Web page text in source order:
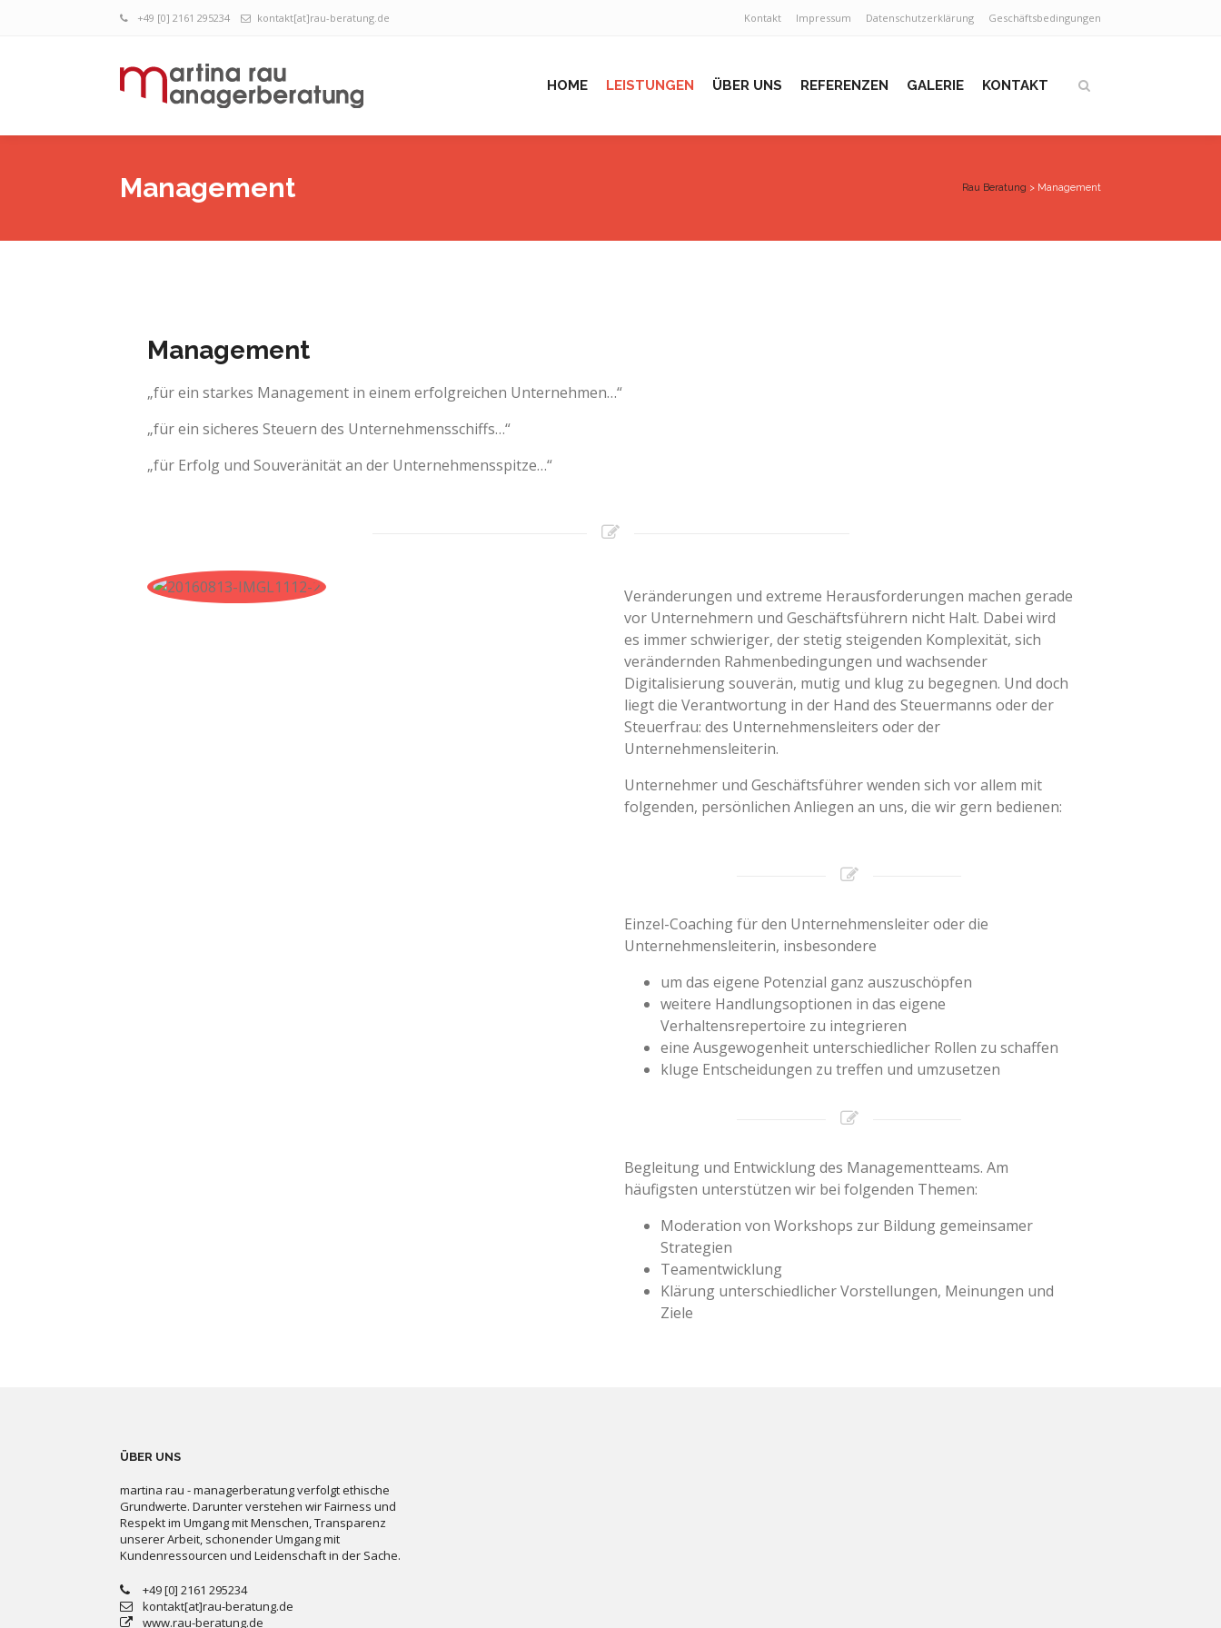
+49 [0] 2161 295234 kontakt[at]rau-beratung.de Kontakt Impressum Datenschutzerklärung Geschäftsbedingungen
HOME LEISTUNGEN ÜBER UNS REFERENZEN GALERIE KONTAKT
Management Rau Beratung > Management
Management
„für ein starkes Management in einem erfolgreichen Unternehmen…“
„für ein sicheres Steuern des Unternehmensschiffs…“
„für Erfolg und Souveränität an der Unternehmensspitze…“
Veränderungen und extreme Herausforderungen machen gerade
vor Unternehmern und Geschäftsführern nicht Halt. Dabei wird
es immer schwieriger, der stetig steigenden Komplexität, sich
verändernden Rahmenbedingungen und wachsender
Digitalisierung souverän, mutig und klug zu begegnen. Und doch
liegt die Verantwortung in der Hand des Steuermanns oder der
Steuerfrau: des Unternehmensleiters oder der
Unternehmensleiterin.
Unternehmer und Geschäftsführer wenden sich vor allem mit
folgenden, persönlichen Anliegen an uns, die wir gern bedienen:
Einzel-Coaching für den Unternehmensleiter oder die
Unternehmensleiterin, insbesondere
um das eigene Potenzial ganz auszuschöpfen
weitere Handlungsoptionen in das eigene
Verhaltensrepertoire zu integrieren
eine Ausgewogenheit unterschiedlicher Rollen zu schaffen
kluge Entscheidungen zu treffen und umzusetzen
Begleitung und Entwicklung des Managementteams. Am
häufigsten unterstützen wir bei folgenden Themen:
Moderation von Workshops zur Bildung gemeinsamer
Strategien
Teamentwicklung
Klärung unterschiedlicher Vorstellungen, Meinungen und
Ziele
ÜBER UNS
martina rau - managerberatung verfolgt ethische
Grundwerte. Darunter verstehen wir Fairness und
Respekt im Umgang mit Menschen, Transparenz
unserer Arbeit, schonender Umgang mit
Kundenressourcen und Leidenschaft in der Sache.
+49 [0] 2161 295234
kontakt[at]rau-beratung.de
www.rau-beratung.de